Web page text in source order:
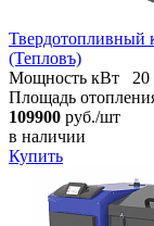
Твердотопливный
(Тепловъ)
Мощность кВт
20
Площадь
109900 руб./шт
в наличии
Купить